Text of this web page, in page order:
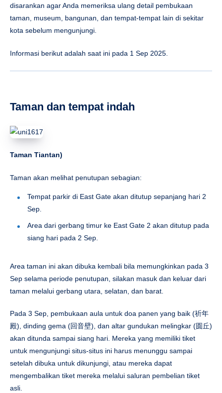
disarankan agar Anda memeriksa ulang detail pembukaan
taman, museum, bangunan, dan tempat-tempat lain di sekitar
kota sebelum mengunjungi.
Informasi berikut adalah saat ini pada 1 Sep 2025.
Taman dan tempat indah
Taman Tiantan)
Taman akan melihat penutupan sebagian:
Tempat parkir di East Gate akan ditutup sepanjang hari 2
Sep.
Area dari gerbang timur ke East Gate 2 akan ditutup pada
siang hari pada 2 Sep.
Area taman ini akan dibuka kembali bila memungkinkan pada 3
Sep selama periode penutupan, silakan masuk dan keluar dari
taman melalui gerbang utara, selatan, dan barat.
Pada 3 Sep, pembukaan aula untuk doa panen yang baik (祈年
殿), dinding gema (回音壁), dan altar gundukan melingkar (圆丘)
akan ditunda sampai siang hari. Mereka yang memiliki tiket
untuk mengunjungi situs-situs ini harus menunggu sampai
setelah dibuka untuk dikunjungi, atau mereka dapat
mengembalikan tiket mereka melalui saluran pembelian tiket
asli.